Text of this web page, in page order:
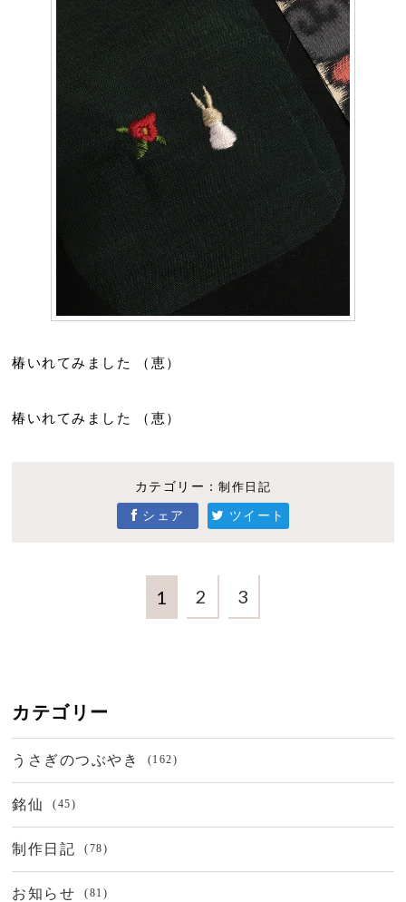
椿いれてみました （恵）
椿いれてみました （恵）
カテゴリー：制作日記
シェア ツイート
1 2 3
カテゴリー
うさぎのつぶやき (162)
銘仙 (45)
制作日記 (78)
お知らせ (81)